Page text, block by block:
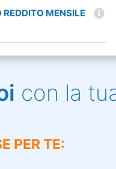
REDDITO MENSILE
con la
PER TE: